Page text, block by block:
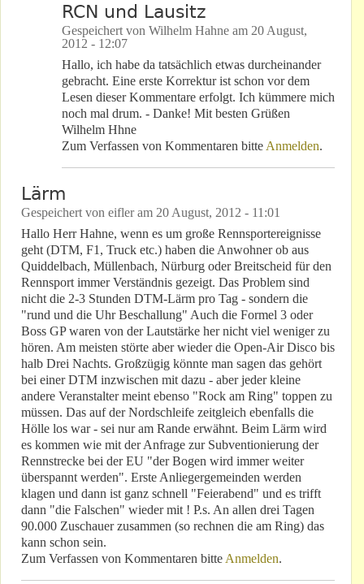
RCN und Lausitz
Gespeichert von Wilhelm Hahne am 20 August,
2012 - 12:07
Hallo, ich habe da tatsächlich etwas durcheinander
gebracht. Eine erste Korrektur ist schon vor dem
Lesen dieser Kommentare erfolgt. Ich kümmere mich
noch mal drum. - Danke! Mit besten Grüßen
Wilhelm Hhne
Zum Verfassen von Kommentaren bitte Anmelden.
Lärm
Gespeichert von eifleram 20 August, 2012 - 11:01
Hallo Herr Hahne, wenn es um große Rennsportereignisse
geht (DTM, F1, Truck etc.) haben die Anwohner ob aus
Quiddelbach, Müllenbach, Nürburg oder Breitscheid für den
Rennsport immer Verständnis gezeigt. Das Problem sind
nicht die 2-3 Stunden DTM-Lärm pro Tag - sondern die
"rund und die Uhr Beschallung" Auch die Formel 3 oder
Boss GP waren von der Lautstärke her nicht viel weniger zu
hören. Am meisten störte aber wieder die Open-Air Disco bis
halb Drei Nachts. Großzügig könnte man sagen das gehört
bei einer DTM inzwischen mit dazu - aber jeder kleine
andere Veranstalter meint ebenso "Rock am Ring" toppen zu
müssen. Das auf der Nordschleife zeitgleich ebenfalls die
Hölle los war - sei nur am Rande erwähnt. Beim Lärm wird
es kommen wie mit der Anfrage zur Subventionierung der
Rennstrecke bei der EU "der Bogen wird immer weiter
überspannt werden". Erste Anliegergemeinden werden
klagen und dann ist ganz schnell "Feierabend" und es trifft
dann "die Falschen" wieder mit ! P.s. An allen drei Tagen
90.000 Zuschauer zusammen (so rechnen die am Ring) das
kann schon sein.
Zum Verfassen von Kommentaren bitte Anmelden.